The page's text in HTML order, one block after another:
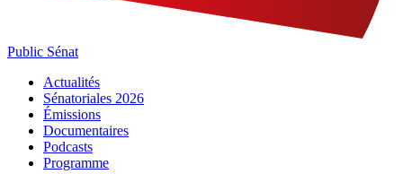
Public Sénat
Actualités
Sénatoriales 2026
Émissions
Documentaires
Podcasts
Programme